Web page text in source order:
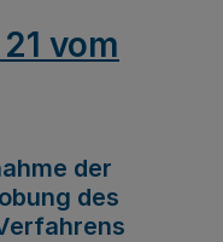
vom
der
des